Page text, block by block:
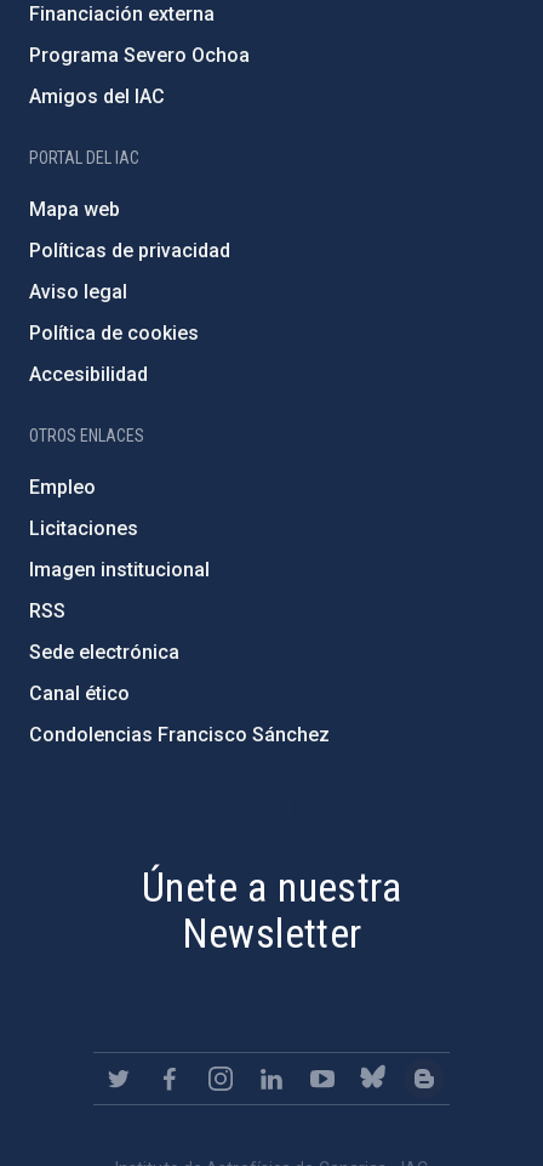
Financiación externa
Programa Severo Ochoa
Amigos del IAC
PORTAL DEL IAC
Mapa web
Políticas de privacidad
Aviso legal
Política de cookies
Accesibilidad
OTROS ENLACES
Empleo
Licitaciones
Imagen institucional
RSS
Sede electrónica
Canal ético
Condolencias Francisco Sánchez
Únete a nuestra
Newsletter